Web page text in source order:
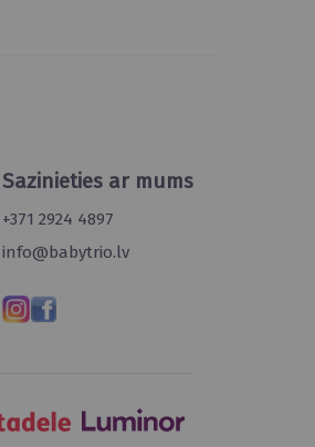
Sazinieties ar mums
+371 2924 4897
info@babytrio.lv